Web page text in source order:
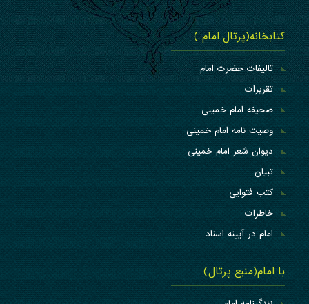
کتابخانه(پرتال امام )
تالیفات حضرت امام
تقریرات
صحیفه امام خمینی
وصیت نامه امام خمینی
دیوان شعر امام خمینی
تبیان
کتب فتوایی
خاطرات
امام در آیینه اسناد
با امام(منبع پرتال)